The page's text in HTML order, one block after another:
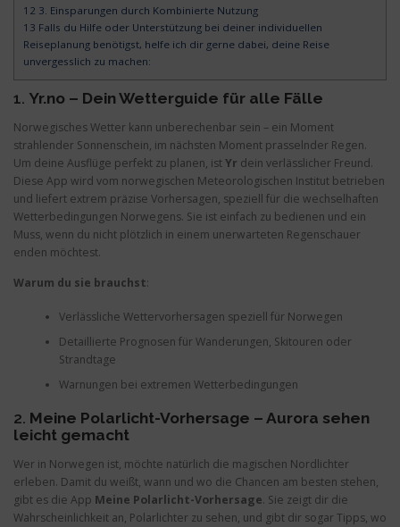
12 3. Einsparungen durch Kombinierte Nutzung
13 Falls du Hilfe oder Unterstützung bei deiner individuellen
Reiseplanung benötigst, helfe ich dir gerne dabei, deine Reise
unvergesslich zu machen:
1. Yr.no – Dein Wetterguide für alle Fälle
Norwegisches Wetter kann unberechenbar sein – ein Moment
strahlender Sonnenschein, im nächsten Moment prasselnder Regen.
Um deine Ausflüge perfekt zu planen, istYr dein verlässlicher Freund.
Diese App wird vom norwegischen Meteorologischen Institut betrieben
und liefert extrem präzise Vorhersagen, speziell für die wechselhaften
Wetterbedingungen Norwegens. Sie ist einfach zu bedienen und ein
Muss, wenn du nicht plötzlich in einem unerwarteten Regenschauer
enden möchtest.
Warum du sie brauchst:
Verlässliche Wettervorhersagen speziell für Norwegen
Detaillierte Prognosen für Wanderungen, Skitouren oder
Strandtage
Warnungen bei extremen Wetterbedingungen
2. Meine Polarlicht-Vorhersage – Aurora sehen
leicht gemacht
Wer in Norwegen ist, möchte natürlich die magischen Nordlichter
erleben. Damit du weißt, wann und wo die Chancen am besten stehen,
gibt es die App Meine Polarlicht-Vorhersage. Sie zeigt dir die
Wahrscheinlichkeit an, Polarlichter zu sehen, und gibt dir sogar Tipps, wo